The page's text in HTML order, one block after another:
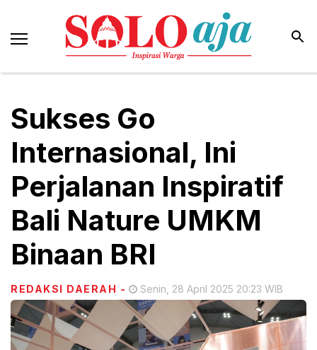
Sukses Go
Internasional, Ini
Perjalanan Inspiratif
Bali Nature UMKM
Binaan BRI
REDAKSI DAERAH - Senin, 28 April 2025 20:23 WIB